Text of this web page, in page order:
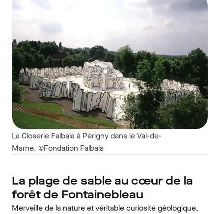
La Closerie Falbala à Périgny dans le Val-de-
Marne. ©Fondation Falbala
La plage de sable au cœur de la
forêt de Fontainebleau
Merveille de la nature et véritable curiosité géologique,